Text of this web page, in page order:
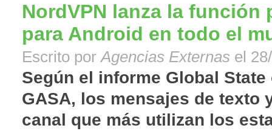
NordVPN lanza la función
para Android en todo el
Escrito porAgencias Externas el
Según el informe Global State
GASA, los mensajes de texto
canal que más utilizan los